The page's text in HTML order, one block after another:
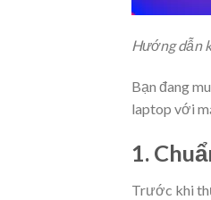
Hướng dẫn
Bạn đang
laptop với
1.
Trước khi